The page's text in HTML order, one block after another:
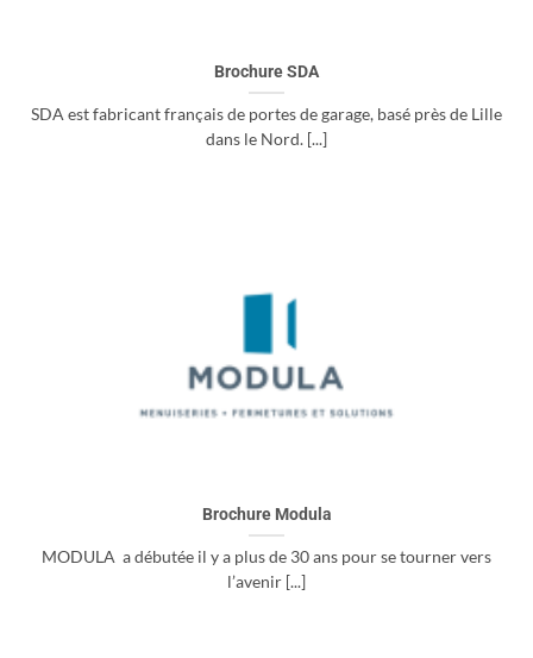
Brochure SDA
SDA est fabricant français de portes de garage, basé près de Lille
dans le Nord. [...]
Brochure Modula
MODULA a débutée il y a plus de 30 ans pour se tourner vers
l’avenir [...]